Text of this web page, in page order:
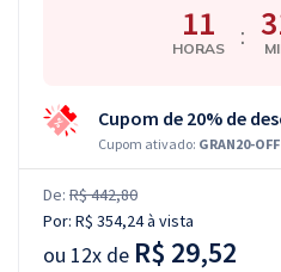
11
HORAS :
Cupom de 20% de
Cupom ativado: GRAN20-OFF
De: R$ 442,80
Por: R$ 354,24à vista
ou 12x de R$ 29,52